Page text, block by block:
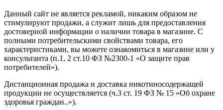
Данный сайт не является рекламой, никаким образом не
стимулируют продажи, а служит лишь для предоставления
достоверной информации о наличии товара в магазине. С
полными потребительскими свойствами товара, его
характеристиками, вы можете ознакомиться в магазине или у
консультанта (п.1, 2 ст.10 ФЗ №2300-1 «О защите прав
потребителей»).
Дистанционная продажа и доставка никотиносодержащей
продукции не осуществляется (ч.3 ст. 19 ФЗ № 15 «Об охране
здоровья граждан..»).